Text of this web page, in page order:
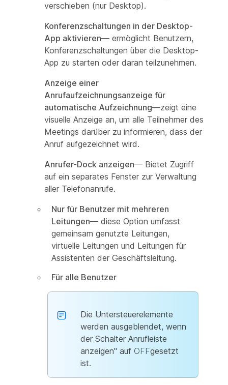
verschieben (nur Desktop).
Konferenzschaltungen in der Desktop-
App aktivieren— ermöglicht Benutzern,
Konferenzschaltungen über die Desktop-
App zu starten oder daran teilzunehmen.
Anzeige einer
Anrufaufzeichnungsanzeige für
automatische Aufzeichnung—zeigt eine
visuelle Anzeige an, um alle Teilnehmer des
Meetings darüber zu informieren, dass der
Anruf aufgezeichnet wird.
Anrufer-Dock anzeigen— Bietet Zugriff
auf ein separates Fenster zur Verwaltung
aller Telefonanrufe.
Nur für Benutzer mit mehreren
Leitungen— diese Option umfasst
gemeinsam genutzte Leitungen,
virtuelle Leitungen und Leitungen für
Assistenten der Geschäftsleitung.
Für alle Benutzer
Die Untersteuerelemente
werden ausgeblendet, wenn
der Schalter Anrufleiste
anzeigen" auf OFFgesetzt
ist.